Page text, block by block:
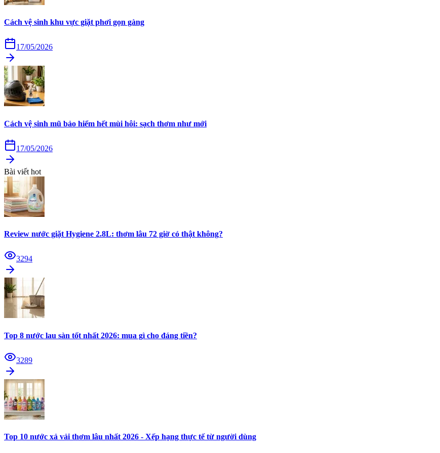
Cách vệ sinh khu vực giặt phơi gọn gàng
17/05/2026
Cách vệ sinh mũ bảo hiểm hết mùi hôi: sạch thơm như mới
17/05/2026
Bài viết hot
Review nước giặt Hygiene 2.8L: thơm lâu 72 giờ có thật không?
3294
Top 8 nước lau sàn tốt nhất 2026: mua gì cho đáng tiền?
3289
Top 10 nước xả vải thơm lâu nhất 2026 - Xếp hạng thực tế từ người dùng